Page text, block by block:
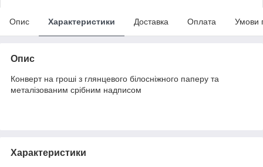
Опис Характеристики Доставка Оплата Умови
Опис
Конверт на гроші з глянцевого білосніжного паперу та
металізованим срібним надписом
Характеристики